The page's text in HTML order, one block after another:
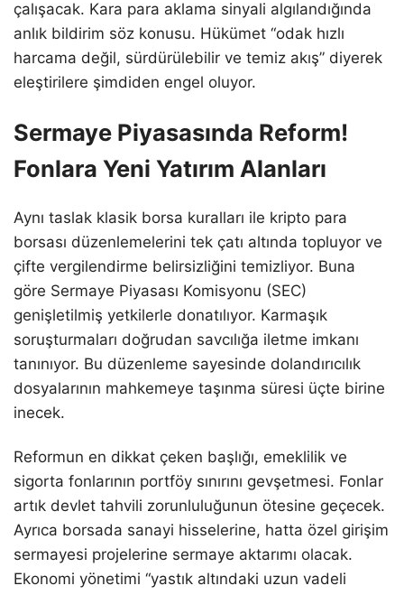
çalışacak. Kara para aklama sinyali algılandığında
anlık bildirim söz konusu. Hükümet “odak hızlı
harcama değil, sürdürülebilir ve temiz akış” diyerek
eleştirilere şimdiden engel oluyor.
Sermaye Piyasasında Reform!
Fonlara Yeni Yatırım Alanları
Aynı taslak klasik borsa kuralları ile kripto para
borsası düzenlemelerini tek çatı altında topluyor ve
çifte vergilendirme belirsizliğini temizliyor. Buna
göre Sermaye Piyasası Komisyonu (SEC)
genişletilmiş yetkilerle donatılıyor. Karmaşık
soruşturmaları doğrudan savcılığa iletme imkanı
tanınıyor. Bu düzenleme sayesinde dolandırıcılık
dosyalarının mahkemeye taşınma süresi üçte birine
inecek.
Reformun en dikkat çeken başlığı, emeklilik ve
sigorta fonlarının portföy sınırını gevşetmesi. Fonlar
artık devlet tahvili zorunluluğunun ötesine geçecek.
Ayrıca borsada sanayi hisselerine, hatta özel girişim
sermayesi projelerine sermaye aktarımı olacak.
Ekonomi yönetimi “yastık altındaki uzun vadeli